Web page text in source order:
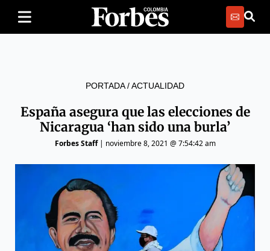
PORTADA/ACTUALIDAD
España asegura que las elecciones de
Nicaragua ‘han sido una burla’
Forbes Staff| noviembre 8, 2021 @ 7:54:42 am